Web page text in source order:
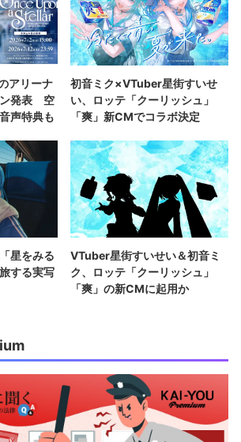
アリーナ
ン発表 空
声特典も
初音ミク×VTuber星街すいせ
い、ロッテ「クーリッシュ」
「爽」新CMでコラボ決定
星をみる
する実写
VTuber星街すいせい＆初音ミ
ク、ロッテ「クーリッシュ」
「爽」の新CMに起用か